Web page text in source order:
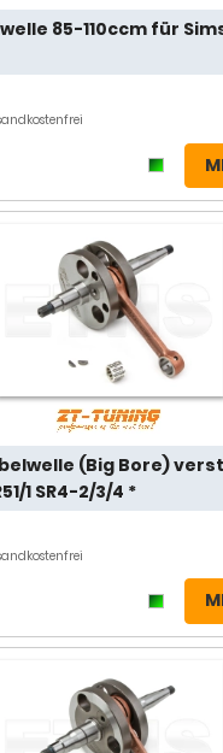
85-110ccm für
(Big Bore)
1 SR4-2/3/4 *